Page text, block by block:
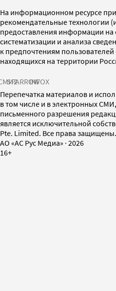
На информационном ресурсе
рекомендательные технологии
предоставления информации на
систематизации и анализа
к предпочтениям пользователей
находящихся на территории
SPARROWINFOX
Перепечатка материалов и
в том числе и в электронных
письменного разрешения
является исключительной
Pte. Limited. Все права защищены.
AO «АС Рус Медиа» · 2026
16+